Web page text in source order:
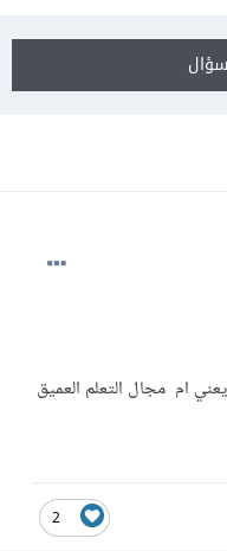
ام مجال التعلم العميق
2